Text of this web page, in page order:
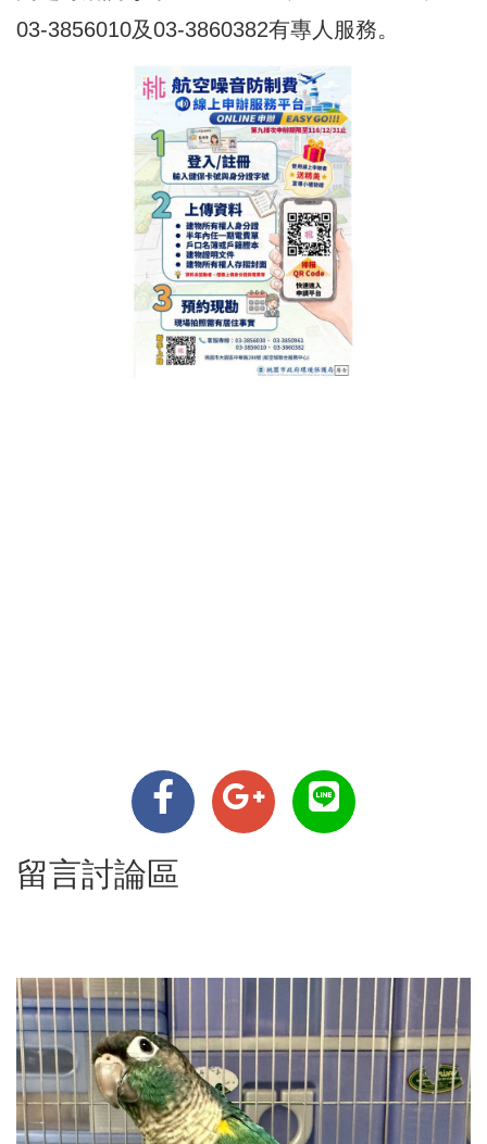
03-3856010及03-3860382有專人服務。
留言討論區